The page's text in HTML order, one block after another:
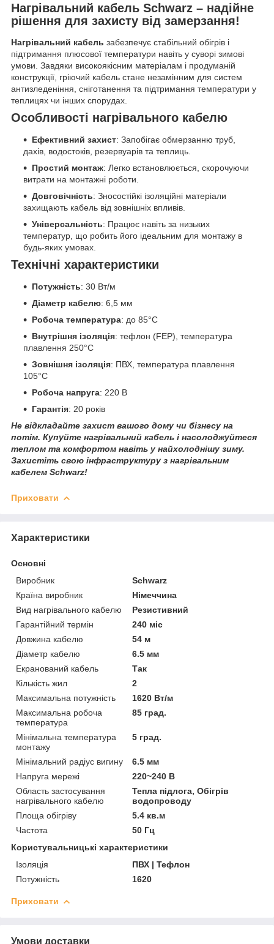
Нагрівальний кабель Schwarz – надійне
рішення для захисту від замерзання!
Нагрівальний кабель забезпечує стабільний обігрів і
підтримання плюсової температури навіть у суворі зимові
умови. Завдяки високоякісним матеріалам і продуманій
конструкції, гріючий кабель стане незамінним для систем
антизледеніння, сніготанення та підтримання температури у
теплицях чи інших спорудах.
Особливості нагрівального кабелю
Ефективний захист: Запобігає обмерзанню труб,
дахів, водостоків, резервуарів та теплиць.
Простий монтаж: Легко встановлюється, скорочуючи
витрати на монтажні роботи.
Довговічність: Зносостійкі ізоляційні матеріали
захищають кабель від зовнішніх впливів.
Універсальність: Працює навіть за низьких
температур, що робить його ідеальним для монтажу в
будь-яких умовах.
Технічні характеристики
Потужність: 30 Вт/м
Діаметр кабелю: 6,5 мм
Робоча температура: до 85°C
Внутрішня ізоляція: тефлон (FEP), температура
плавлення 250°C
Зовнішня ізоляція: ПВХ, температура плавлення
105°C
Робоча напруга: 220 В
Гарантія: 20 років
Не відкладайте захист вашого дому чи бізнесу на
потім. Купуйте нагрівальний кабель і насолоджуйтеся
теплом та комфортом навіть у найхолоднішу зиму.
Захистіть свою інфраструктуру з нагрівальним
кабелем Schwarz!
Приховати
Характеристики
Основні
Виробник
Schwarz
Країна виробник
Німеччина
Вид нагрівального кабелю
Резистивний
Гарантійний термін
240 міс
Довжина кабелю
54 м
Діаметр кабелю
6.5 мм
Екранований кабель
Так
Кількість жил
2
Максимальна потужність
1620 Вт/м
Максимальна робоча
температура
85 град.
Мінімальна температура
монтажу
5 град.
Мінімальний радіус вигину
6.5 мм
Напруга мережі
220~240 В
Область застосування
нагрівального кабелю
Тепла підлога, Обігрів
водопроводу
Площа обігріву
5.4 кв.м
Частота
50 Гц
Користувальницькі характеристики
Ізоляція
ПВХ | Тефлон
Потужність
1620
Приховати
Умови доставки